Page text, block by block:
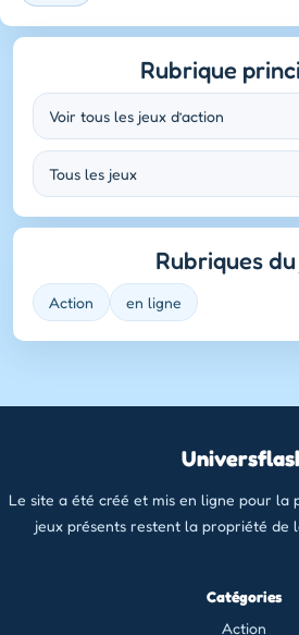
Rubrique
Voir tous les jeux d’action
Tous les jeux
Rubriques
Action en ligne
Le site a été créé et mis en ligne pour la
jeux présents restent la propriété de
Catégories
Action